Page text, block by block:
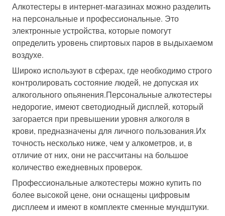
Алкотестеры в интернет-магазинах можно разделить
на персональные и профессиональные. Это
электронные устройства, которые помогут
определить уровень спиртовых паров в выдыхаемом
воздухе.
Широко используют в сферах, где необходимо строго
контролировать состояние людей, не допуская их
алкогольного опьянения.Персональные алкотестеры
недорогие, имеют светодиодный дисплей, который
загорается при превышении уровня алкоголя в
крови, предназначены для личного пользования.Их
точность несколько ниже, чем у алкометров, и, в
отличие от них, они не рассчитаны на большое
количество ежедневных проверок.
Профессиональные алкотестеры можно купить по
более высокой цене, они оснащены цифровым
дисплеем и имеют в комплекте сменные мундштуки.